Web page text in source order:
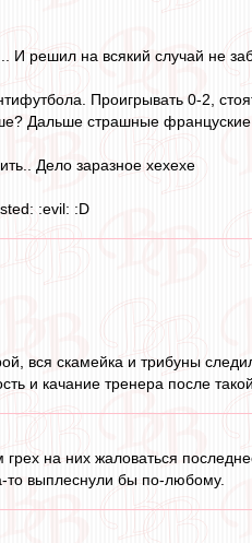
решил на всякий случай не
Проигрывать 0-2,
Дальше страшные
Дело заразное хехехе
:evil: :D
вся скамейка и трибуны
и качание тренера после
на них жаловаться
то выплеснули бы по-любому.